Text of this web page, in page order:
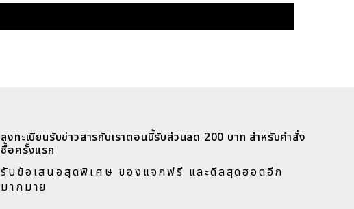
ลงทะเบียนรับข่าวสารกับเราตอนนี้รับส่วนลด 200 บาท สำหรับคำสั่ง
ซื้อครั้งแรก​
รับข้อเสนอสุดพิเศษ ของแจกฟรี และดีลสุดฮอตอีก
มากมาย​